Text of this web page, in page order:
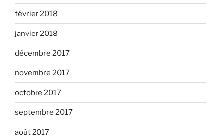
février 2018
janvier 2018
décembre 2017
novembre 2017
octobre 2017
septembre 2017
août 2017